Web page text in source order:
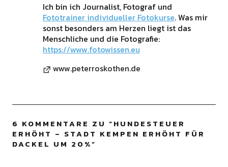
Ich bin ich Journalist, Fotograf und
Fototrainer individueller Fotokurse. Was mir
sonst besonders am Herzen liegt ist das
Menschliche und die Fotografie:
https://www.fotowissen.eu
www.peterroskothen.de
6 KOMMENTARE ZU “HUNDESTEUER
ERHÖHT – STADT KEMPEN ERHÖHT FÜR
DACKEL UM 20%”